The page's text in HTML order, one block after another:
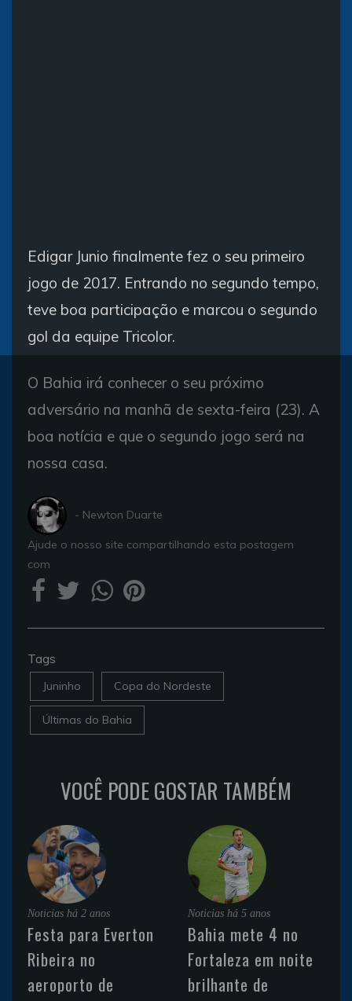
Edigar Junio finalmente fez o seu primeiro
jogo de 2017. Entrando no segundo tempo,
teve boa participação e marcou o segundo
gol da equipe Tricolor.
O Bahia irá conhecer o seu próximo
adversário na manhã de sexta-feira (23). A
boa notícia e que o segundo jogo será na
nossa casa.
- Newton Duarte
Ajude o nosso site compartilhando esta postagem
com
Tags
Juninho Copa do Nordeste
Últimas do Bahia
VOCÊ PODE GOSTAR TAMBÉM
Noticias há 2 anos
Festa para Everton
Ribeira no
aeroporto de
Noticias há 5 anos
Bahia mete 4 no
Fortaleza em noite
brilhante de